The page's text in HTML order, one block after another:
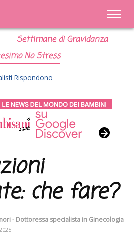
Settimane di Gravidanza
No Stress
Rispondono
che fare?
- Dottoressa specialista in Ginecologia